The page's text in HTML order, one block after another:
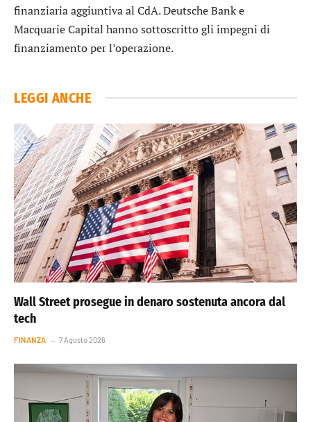
finanziaria aggiuntiva al CdA. Deutsche Bank e
Macquarie Capital hanno sottoscritto gli impegni di
finanziamento per l’operazione.
LEGGI ANCHE
Wall Street prosegue in denaro sostenuta ancora dal
tech
FINANZA 7 Agosto 2026